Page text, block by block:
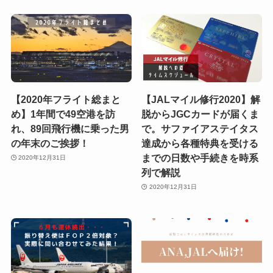
【2020年フライト総まと
め】1年間で49空港を訪
れ、89回飛行機に乗った男
の年末のご挨拶！
2020年12月31日
【JALマイル修行2020】解
脱からJGCカードが届くま
で。サファイアステイタス
達成から各種特典を受ける
までの日数や手続きを時系
列で解説
2020年12月31日